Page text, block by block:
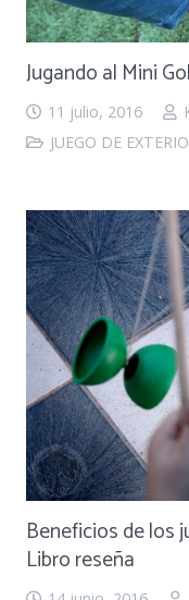
Jugando al Mini
11 julio, 2016
JUEGO DE
Beneficios de los
Libro reseña